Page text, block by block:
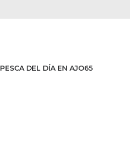
PESCA DEL DÍA EN AJO65